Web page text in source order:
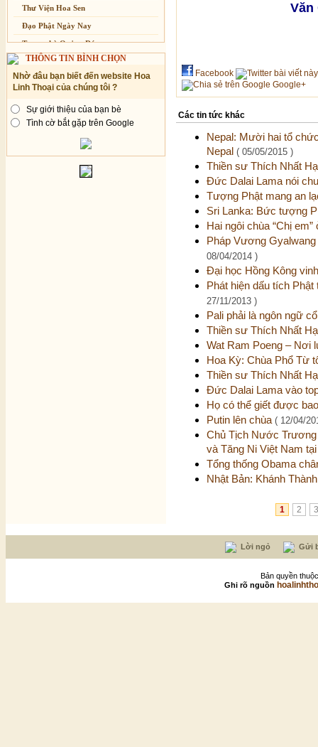
Thư Viện Hoa Sen
Đạo Phật Ngày Nay
Trang nhà Quảng Đức
Báo Giác Ngộ
Vesak 2014
THÔNG TIN BÌNH CHỌN
Nhờ đâu bạn biết đến website Hoa
Linh Thoại của chúng tôi ?
Sự giới thiệu của bạn bè
Tình cờ bắt gặp trên Google
Văn
Facebook
Google+
Các tin tức khác
Nepal: Mười hai tổ
Nepal ( 05/05/2015 )
Thiền sư Thích Nhất
Đức Dalai Lama nói
Tượng Phật mang an
Sri Lanka: Bức tượng
Hai ngôi chùa “Chị
Pháp Vương
08/04/2014 )
Đại học Hồng Kông
Phát hiện dấu tích
27/11/2013 )
Pali phải là ngôn ngữ
Thiền sư Thích Nhất
Wat Ram Poeng – Nơi
Hoa Kỳ: Chùa Phổ Từ
Thiền sư Thích Nhất
Đức Dalai Lama vào
Họ có thể giết được
Putin lên chùa ( 12/04/
Chủ Tịch Nước
và Tăng Ni Việt Nam
Tổng thống Obama
Nhật Bản: Khánh
1 2 3
Lời ngỏ Gửi
Bản quyền
Ghi rõ nguồn